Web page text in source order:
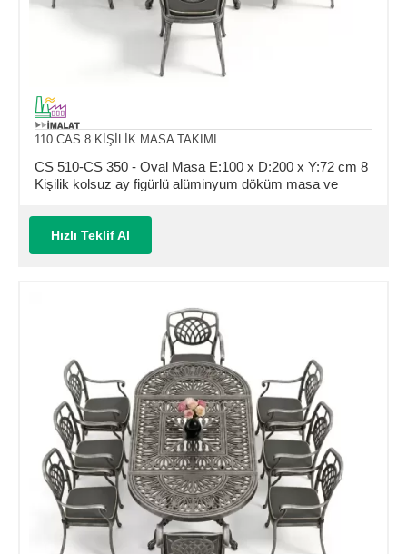
110 CAS 8 KİŞİLİK MASA TAKIMI
CS 510-CS 350 - Oval Masa E:100 x D:200 x Y:72 cm 8
Kişilik kolsuz ay figürlü alüminyum döküm masa ve
Hızlı Teklif Al